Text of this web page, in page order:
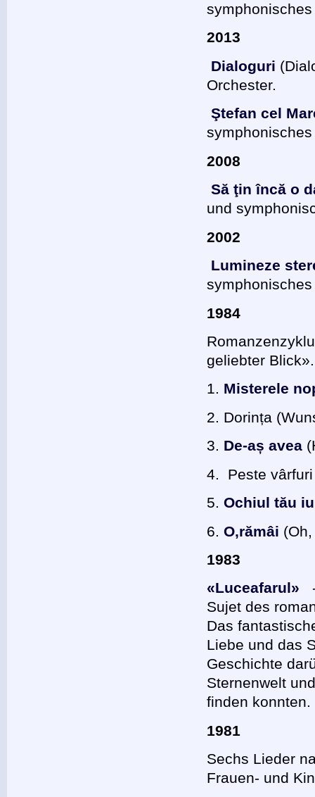
2013
Dialoguri
Orchester.
Ştefan cel
2008
Să ţin încă o
und
2002
Lumineze
1984
geliebter Blick».
1. Misterele
2. Dorința
3. De-aș avea
4. Peste
5.Ochiul tău
6.O,rămâi
1983
«Luceafarul»
Sujet des
Das
Liebe und das
Geschichte
Sternenwelt
finden konnten.
1981
Sechs Lieder
Frauen- und